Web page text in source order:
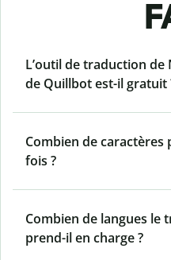
L’outil de traduction de
de Quillbot est-il gratuit
Combien de caractères
fois ?
Combien de langues le
prend-il en charge ?